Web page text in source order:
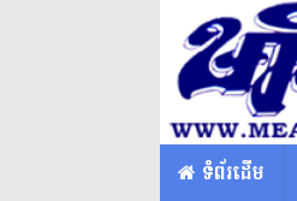
​​ ទំព័រដើម